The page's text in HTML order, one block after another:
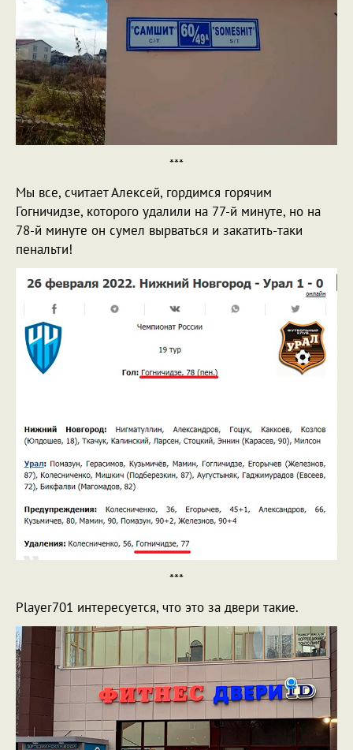
***
Мы все, считает Алексей, гордимся горячим
Гогничидзе, которого удалили на 77-й минуте, но на
78-й минуте он сумел вырваться и закатить-таки
пенальти!
***
Player701 интересуется, что это за двери такие.